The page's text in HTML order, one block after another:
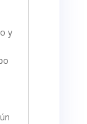
y